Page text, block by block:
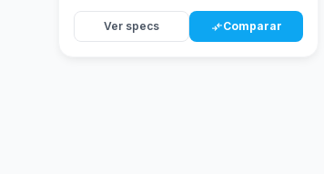
Ver specs compare_arrowsComparar